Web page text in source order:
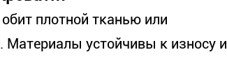
плотной тканью или
устойчивы к износу и